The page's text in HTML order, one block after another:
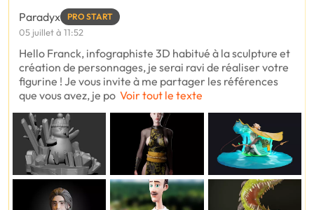
Paradyx PRO START
05 juillet à 11:52
Hello Franck, infographiste 3D habitué à la sculpture et
création de personnages, je serai ravi de réaliser votre
figurine ! Je vous invite à me partager les références
que vous avez, je po Voir tout le texte